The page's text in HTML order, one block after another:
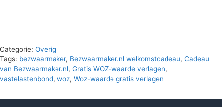
Categorie: Overig
Tags: bezwaarmaker, Bezwaarmaker.nl welkomstcadeau, Cadeau
van Bezwaarmaker.nl, Gratis WOZ-waarde verlagen,
vastelastenbond, woz, Woz-waarde gratis verlagen